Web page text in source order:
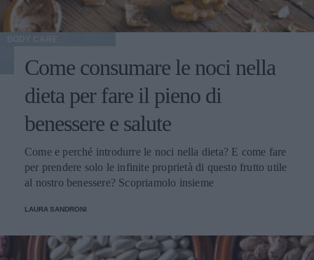
Come consumare le noci nella
dieta per fare il pieno di
benessere e salute
Come e perché introdurre le noci nella dieta? E come fare
per prendere solo le infinite proprietà di questo frutto utile
al nostro benessere? Scopriamolo insieme
LAURA SANDRONI